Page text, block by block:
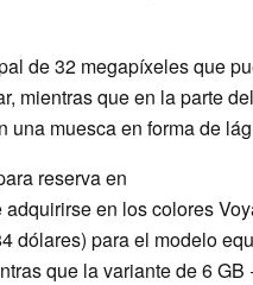
de 32 megapíxeles que
mientras que en la parte
muesca en forma de
reserva en
adquirirse en los colores
dólares) para el modelo
que la variante de 6 GB